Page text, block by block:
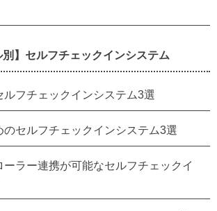
別】セルフチェックインシステム
ルフチェックインシステム3選
のセルフチェックインシステム3選
ラー連携が可能なセルフチェックイ